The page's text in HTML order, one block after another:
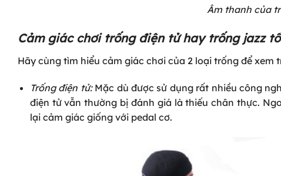
Âm thanh của
Cảm giác chơi trống điện tử hay trống jazz
Hãy cùng tìm hiểu cảm giác chơi của 2 loại trống để
Trống điện tử: Mặc dù được sử dụng rất nhiều công
điện tử vẫn thường bị đánh giá là thiếu chân thực.
lại cảm giác giống với pedal cơ.